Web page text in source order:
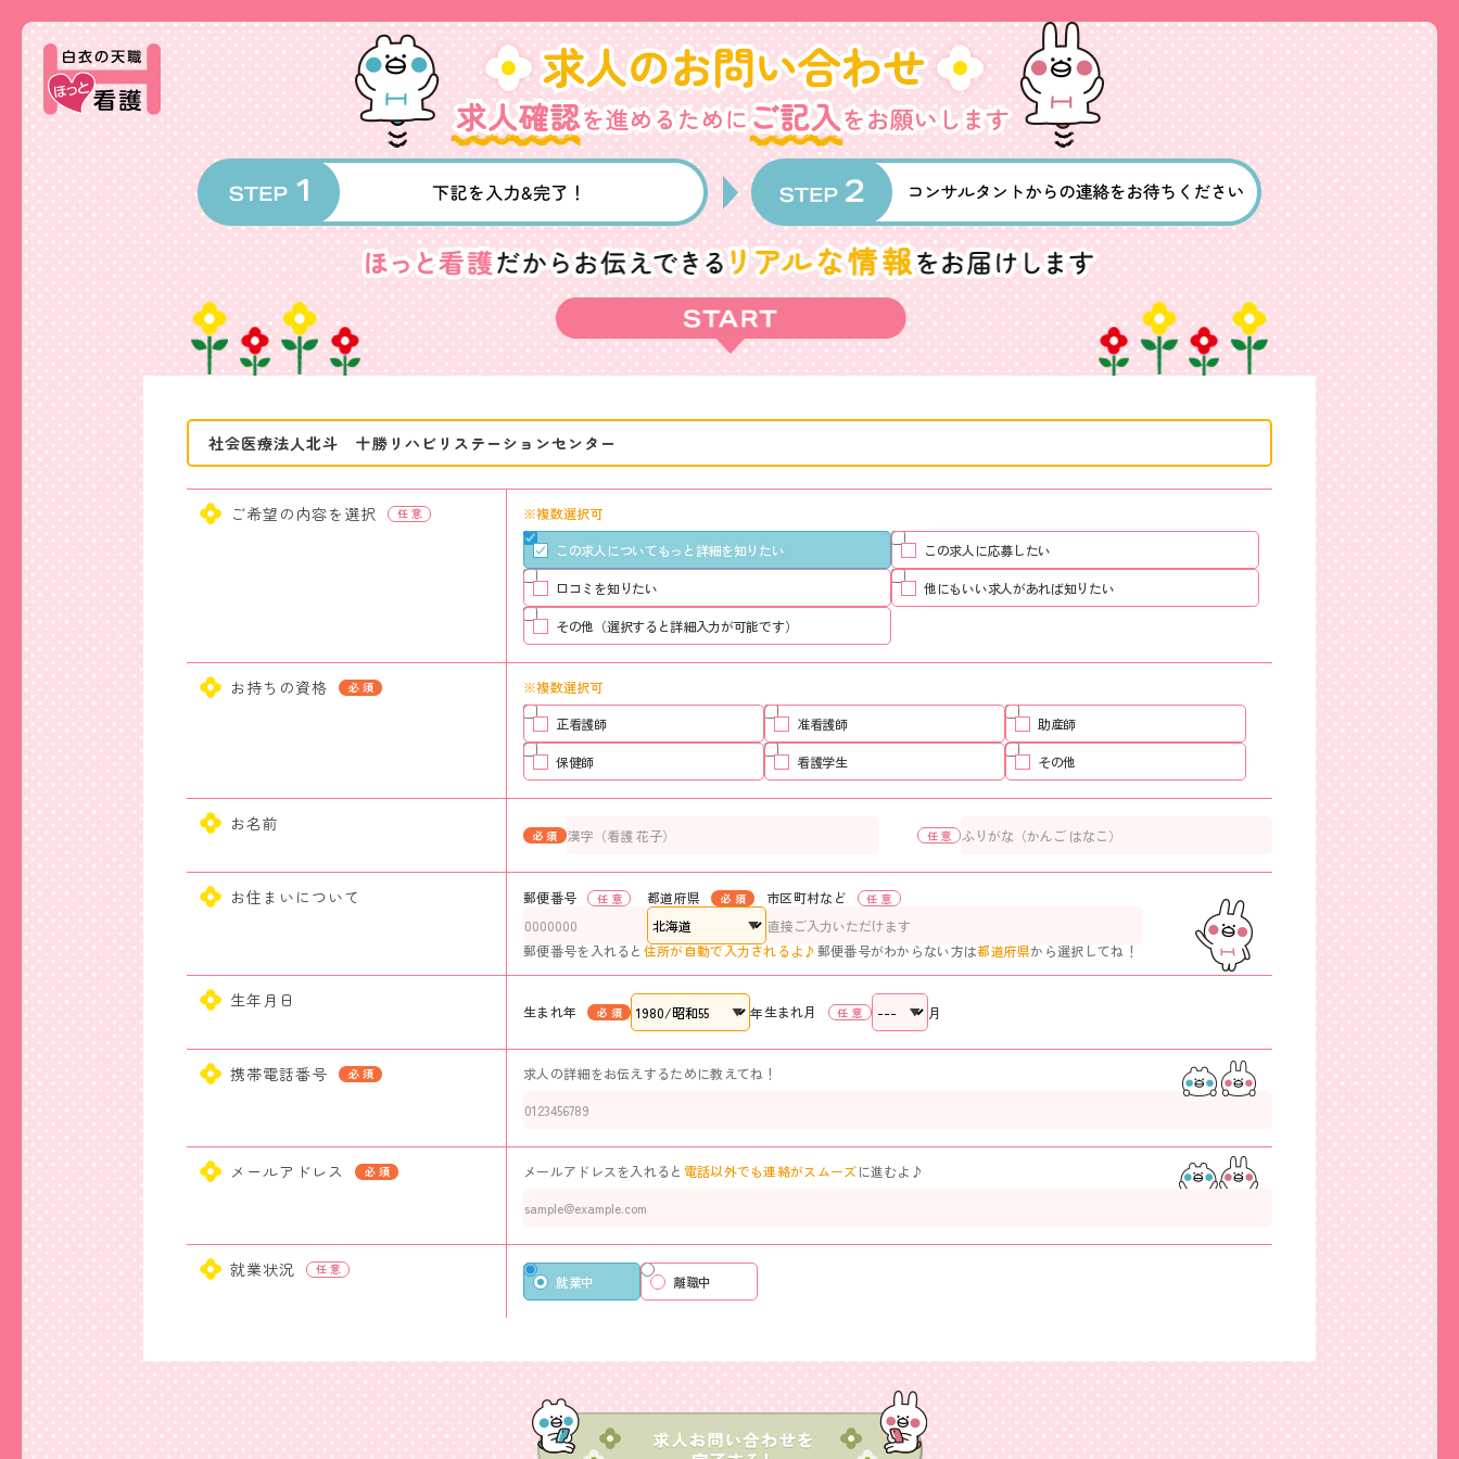
社会医療法人北斗 十勝リハビリステーションセンター
ご希望の内容を選択
※複数選択可
この求人についてもっと詳細を知りたい
この求人に応募したい
口コミを知りたい 他にもいい求人があれば知りたい
その他（選択すると詳細入力が可能です）
お持ちの資格
※複数選択可
正看護師
准看護師 助産師
保健師 看護学生 その他
お名前
お住まいについて 郵便番号 都道府県 市区町村など
郵便番号を入れると 住所が自動で入力されるよ♪ 郵便番号がわからない方は都道府県から選択してね！
生年月日 生まれ年 年生まれ月 月
携帯電話番号 求人の詳細をお伝えするために教えてね！
メールアドレス メールアドレスを入れると 電話以外でも連絡がスムーズに進むよ♪
就業状況
就業中 離職中